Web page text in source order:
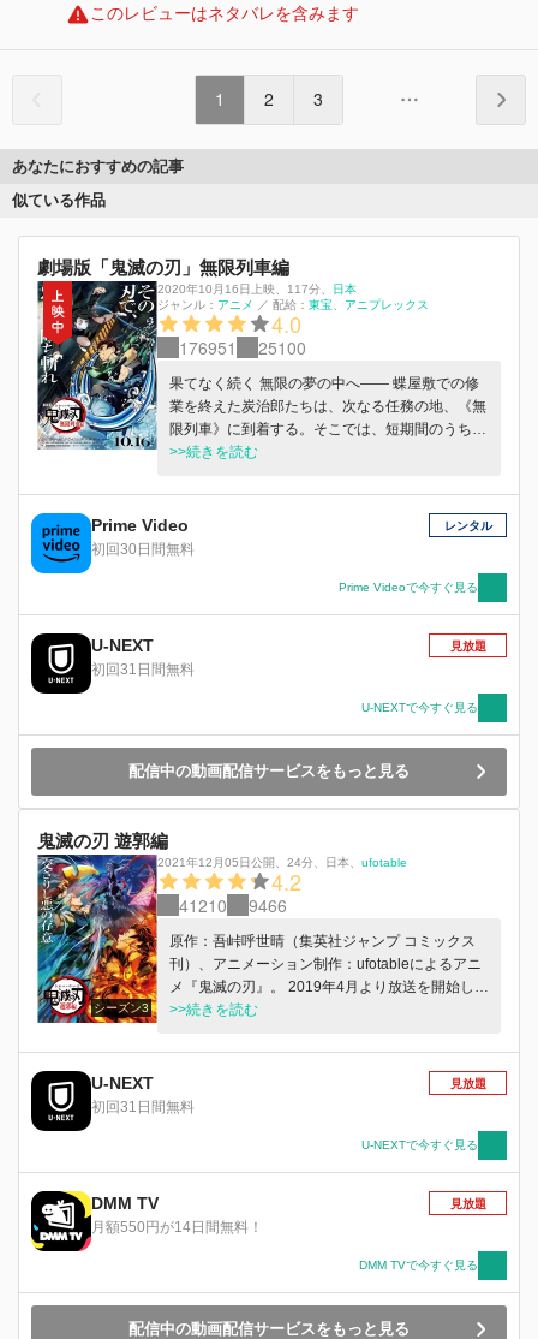
このレビューはネタバレを含みます
1 2 3
あなたにおすすめの記事
似ている作品
劇場版「鬼滅の刃」無限列車編
2020年10月16日上映 117分
日本
ジャンル： アニメ ／ 配給： 東宝 アニプレックス
4.0
176951 25100
果てなく続く 無限の夢の中へ―― 蝶屋敷での修
業を終えた炭治郎たちは、次なる任務の地、《無
限列車》に到着する。そこでは、短期間のうちに
四十人以上もの人が行方不明になっているとい
行は、鬼殺隊最強の剣士である《柱》のひとり、
炎柱の煉󠄁獄杏寿郎と合流し、闇を往く《無限列
車》の中で、鬼と立ち向かうのだった。
>>続きを読む
Prime Video
初回30日間無料
レンタル
Prime Videoで今すぐ見る
U-NEXT
初回31日間無料
見放題
U-NEXTで今すぐ見る
配信中の動画配信サービスをもっと見る
鬼滅の刃 遊郭編
シーズン3
2021年12月05日公開 24分 日本 ufotable
4.2
41210 9466
原作：吾峠呼世晴（集英社ジャンプ コミックス
刊）、アニメーション制作：ufotableによるアニ
メ『鬼滅の刃』。 2019年4月より放送を開始し、
家族を鬼に殺された少年・竈門炭治郎が、 鬼に
へ入隊することから始まる本作は、 人と鬼の切
ない物語、鬼気迫る剣戟、そして時折描かれるコ
ミカルなシーンも人気を博し、 国内のみなら
月、テレビアニメ“竈門炭治郎 立志編”に続く物
語“無限列車編”が、劇場版として公開。 そして、
2021年10月からテレビアニメ「鬼滅の刃」無限
列車編の放送、 12月からテレビアニメ「鬼滅の
刃」遊郭編の放送が決定。 無限列車での任務を
終えた炭治郎たちの次なる任務を描く遊郭編。
鬼殺隊最高位の剣士《柱》の一人、音柱の宇髄天
元とともに炭治郎たちが向かうのは、鬼の棲む遊
郭。 新たな戦いが幕を開ける。
>>続きを読む
U-NEXT
初回31日間無料
見放題
U-NEXTで今すぐ見る
DMM TV
月額550円が14日間無料！
見放題
DMM TVで今すぐ見る
配信中の動画配信サービスをもっと見る